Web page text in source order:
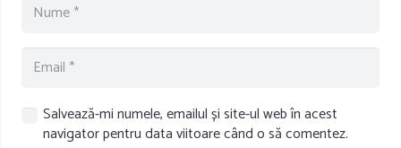
Salvează-mi numele, emailul și site-ul web în acest
navigator pentru data viitoare când o să comentez.